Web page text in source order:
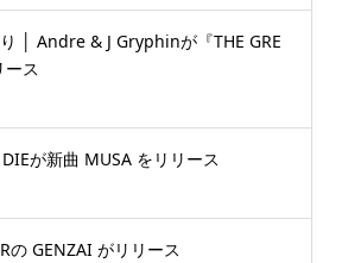
│ Andre & J Gryphinが『THE GRE
ース
が新曲 MUSA をリリース
の GENZAI がリリース